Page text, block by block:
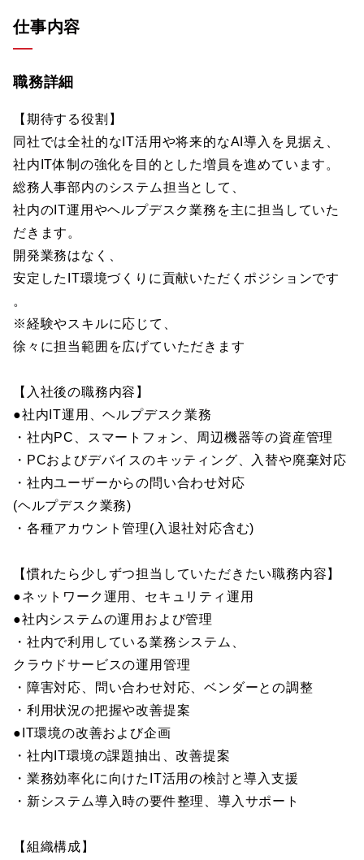
仕事内容
職務詳細
【期待する役割】
同社では全社的なIT活用や将来的なAI導入を見据え、
社内IT体制の強化を目的とした増員を進めています。
総務人事部内のシステム担当として、
社内のIT運用やヘルプデスク業務を主に担当していた
だきます。
開発業務はなく、
安定したIT環境づくりに貢献いただくポジションです
。
※経験やスキルに応じて、
徐々に担当範囲を広げていただきます
【入社後の職務内容】
●社内IT運用、ヘルプデスク業務
・社内PC、スマートフォン、周辺機器等の資産管理
・PCおよびデバイスのキッティング、入替や廃棄対応
・社内ユーザーからの問い合わせ対応
(ヘルプデスク業務)
・各種アカウント管理(入退社対応含む)
【慣れたら少しずつ担当していただきたい職務内容】
●ネットワーク運用、セキュリティ運用
●社内システムの運用および管理
・社内で利用している業務システム、
クラウドサービスの運用管理
・障害対応、問い合わせ対応、ベンダーとの調整
・利用状況の把握や改善提案
●IT環境の改善および企画
・社内IT環境の課題抽出、改善提案
・業務効率化に向けたIT活用の検討と導入支援
・新システム導入時の要件整理、導入サポート
【組織構成】